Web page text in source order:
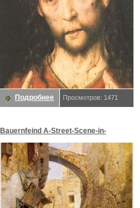
Подробнее Просмотров: 1471
Bauernfeind A-Street-Scene-in-
Jerusalem-sj. Bauernfeind,